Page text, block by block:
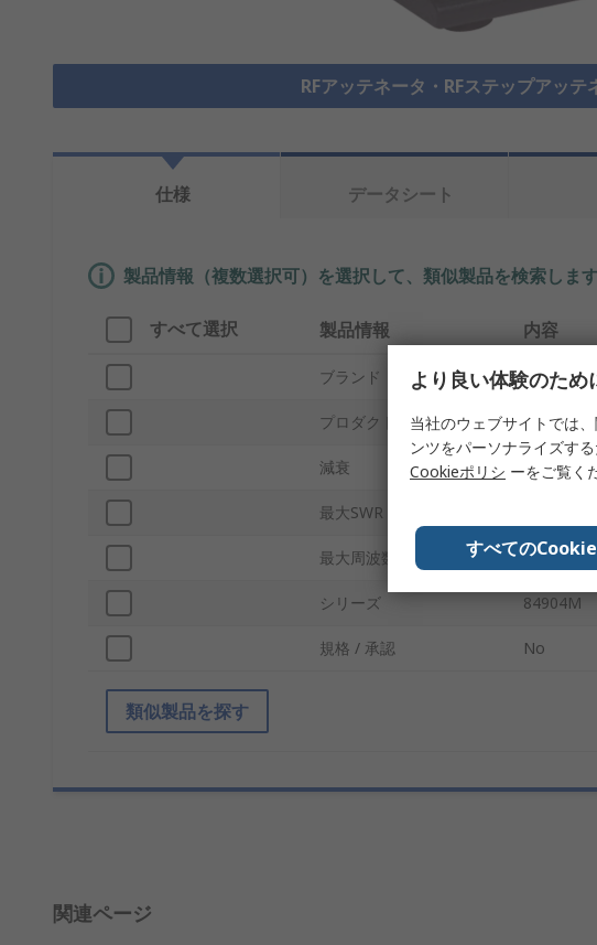
RFアッテネータ・RFステップアッテ
仕様 データシート
製品情報（複数選択可）を選択して、類似製品を検索します
すべて選択 製品情報 内容
ブランド Keysight
プロダクトタイプ プログラ
減衰 11 dB
最大SWR
最大周波数 50GHz
シリーズ 84904M
規格 / 承認 No
類似製品を探す
関連ページ
より良い体験のた
当社のウェブサイトでは
ンツをパーソナライズす
Cookieポリシ ーをご覧く
すべての